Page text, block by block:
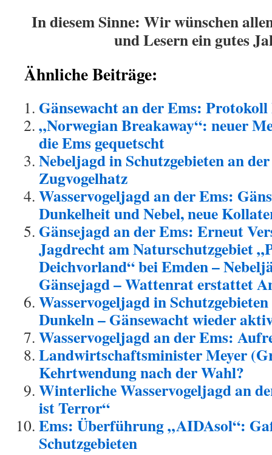
In diesem Sinne: Wir wünschen
und Lesern ein gutes
Ähnliche Beiträge:
Gänsewacht an der Ems: Protokoll
„Norwegian Breakaway“: neuer
die Ems gequetscht
Nebeljagd in Schutzgebieten an
Zugvogelhatz
Wasservogeljagd an der Ems:
Dunkelheit und Nebel, neue
Gänsejagd an der Ems: Erneut
Jagdrecht am Naturschutzgebiet
Deichvorland“ bei Emden –
Gänsejagd – Wattenrat erstattet
Wasservogeljagd in
Dunkeln – Gänsewacht wieder
Wasservogeljagd an der Ems:
Landwirtschaftsminister Meyer
Kehrtwendung nach der Wahl?
Winterliche Wasservogeljagd an
ist Terror“
Ems: Überführung „AIDAsol“:
Schutzgebieten